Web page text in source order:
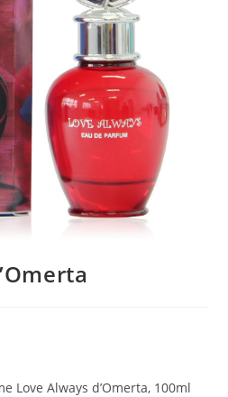
Love Always d’Omerta, 100ml